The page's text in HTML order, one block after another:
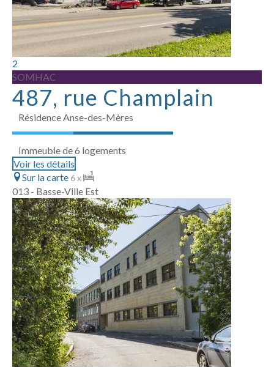
2
SOMHAC
487, rue Champlain
Résidence Anse-des-Mères
Immeuble de 6 logements
Voir les détails
Sur la carte 6 x
013 - Basse-Ville Est